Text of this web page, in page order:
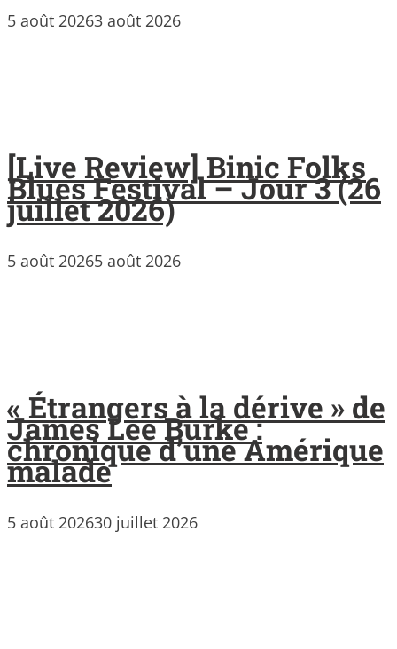
5 août 20263 août 2026
[Live Review] Binic Folks
Blues Festival – Jour 3 (26
juillet 2026)
5 août 20265 août 2026
« Étrangers à la dérive » de
James Lee Burke :
chronique d’une Amérique
malade
5 août 202630 juillet 2026